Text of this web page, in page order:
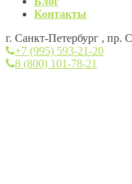
Контакты
г. Санкт-Петербург , пр.
+7 (995) 593-21-20
8 (800) 101-78-21